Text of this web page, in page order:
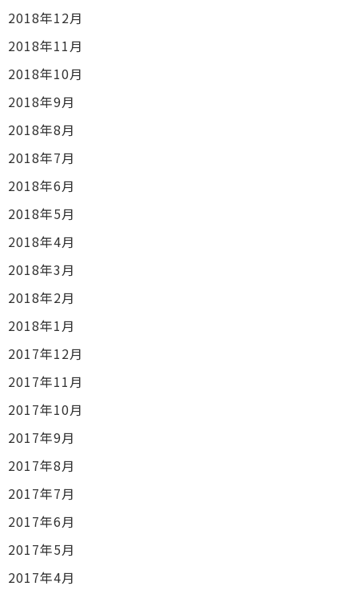
2018年12月
2018年11月
2018年10月
2018年9月
2018年8月
2018年7月
2018年6月
2018年5月
2018年4月
2018年3月
2018年2月
2018年1月
2017年12月
2017年11月
2017年10月
2017年9月
2017年8月
2017年7月
2017年6月
2017年5月
2017年4月